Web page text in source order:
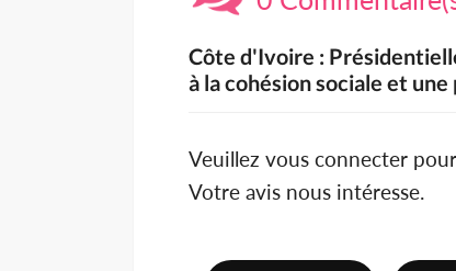
Côte d'Ivoire :
à la cohésion sociale et
Veuillez vous connecter
Votre avis nous intéresse.